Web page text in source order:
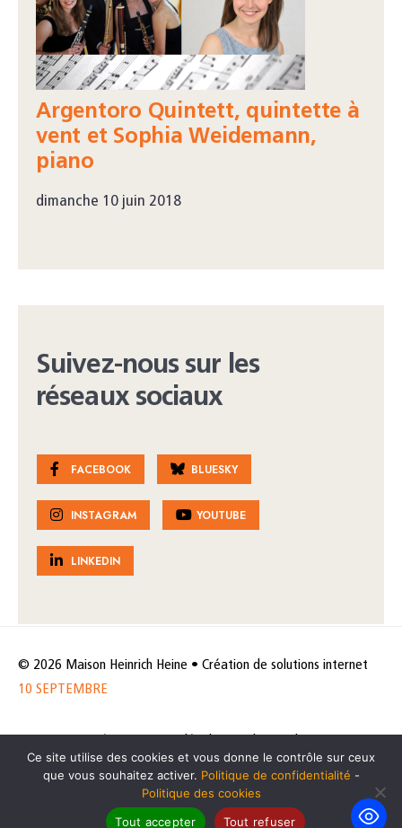
Argentoro Quintett, quintette à
vent et Sophia Weidemann,
piano
dimanche 10 juin 2018
Suivez-nous sur les
réseaux sociaux
FACEBOOK BLUESKY
INSTAGRAM YOUTUBE
LINKEDIN
© 2026 Maison Heinrich Heine • Création de solutions internet
10 SEPTEMBRE
de données
Politique des cookies
Ce site utilise des cookies et vous donne le contrôle sur ceux
que vous souhaitez activer. Politique de confidentialité -
Politique des cookies
Tout accepter
Tout refuser